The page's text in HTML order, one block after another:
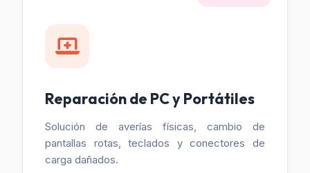
Reparación de PC y Portátiles
Solución de averías físicas, cambio de
pantallas rotas, teclados y conectores de
carga dañados.